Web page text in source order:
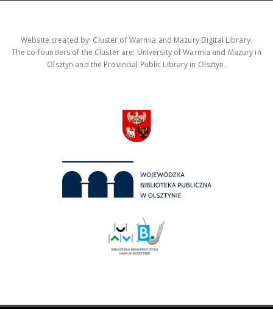
Website created by: Cluster of Warmia and Mazury Digital Library.
The co-founders of the Cluster are: University of Warmia and Mazury in
Olsztyn and the Provincial Public Library in Olsztyn.